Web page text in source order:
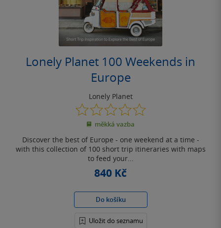
Lonely Planet 100 Weekends in
Europe
Lonely Planet
0.0
z
5
měkká vazba
Discover the best of Europe - one weekend at a time -
with this collection of 100 short trip itineraries with maps
to feed your...
840 Kč
Do košíku
Uložit do seznamu